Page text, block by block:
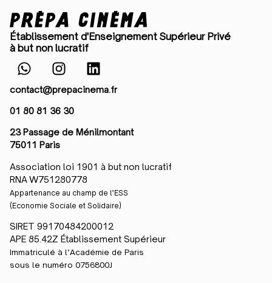
Établissement d'Enseignement Supérieur Privé
à but non lucratif
contact@prepacinema.fr
01 80 81 36 30
23 Passage de Ménilmontant
75011 Paris
Association loi 1901 à but non lucratif
RNA W751280778
Appartenance au champ de l’ESS
(Economie Sociale et Solidaire)
SIRET 99170484200012
APE 85.42Z Établissement Supérieur
Immatriculé à l’Académie de Paris
sous le numéro 0756800J